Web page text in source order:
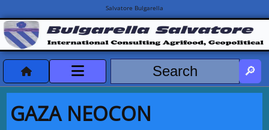
Salvatore Bulgarella
GAZA NEOCON